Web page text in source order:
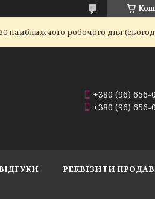
найближчого робочого дня
+380 (96) 656-
+380 (96) 656-
РЕКВІЗИТИ